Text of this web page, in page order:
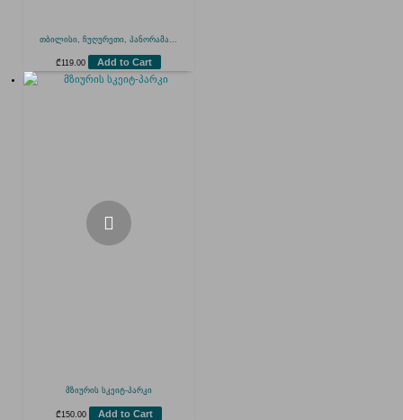
თბილისი, ჩუღურეთი, პანორამა...
₾119.00 Add to Cart
მზიურის სკეიტ-პარკი
₾ 150.00 Add to Cart